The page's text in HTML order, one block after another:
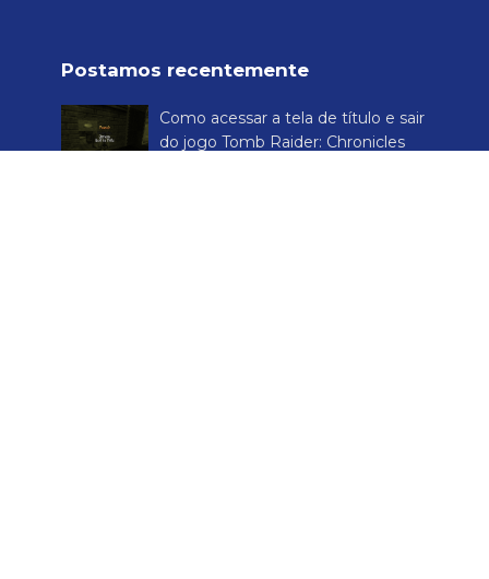
Postamos recentemente
Como acessar a tela de título e sair
do jogo Tomb Raider: Chronicles